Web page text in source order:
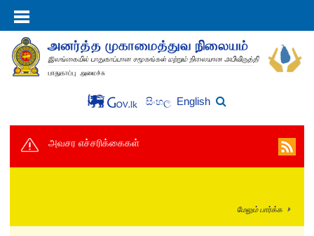
සිංහල English
அவசர எச்சரிக்கைகள்
மேலும் பார்க்க